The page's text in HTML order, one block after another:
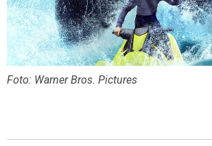
Foto: Warner Bros. Pictures